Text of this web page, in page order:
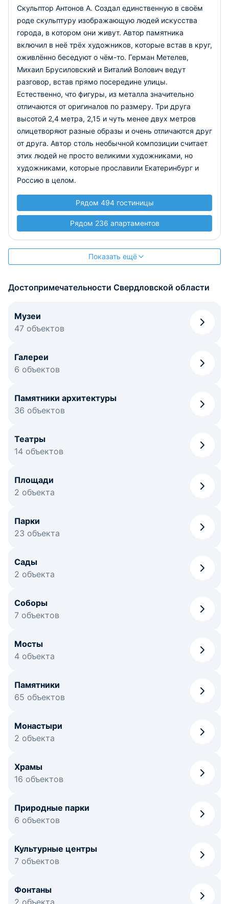
Скульптор Антонов А. Создал единственную в своём
роде скульптуру изображающую людей искусства
города, в котором они живут. Автор памятника
включил в неё трёх художников, которые встав в круг,
оживлённо беседуют о чём-то. Герман Метелев,
Михаил Брусиловский и Виталий Волович ведут
разговор, встав прямо посередине улицы.
Естественно, что фигуры, из металла значительно
отличаются от оригиналов по размеру. Три друга
высотой 2,4 метра, 2,15 и чуть менее двух метров
олицетворяют разные образы и очень отличаются друг
от друга. Автор столь необычной композиции считает
этих людей не просто великими художниками, но
художниками, которые прославили Екатеринбург и
Россию в целом.
Рядом 494 гостиницы
Рядом 236 апартаментов
Показать ещё
Достопримечательности Свердловской области
Музеи
47 объектов
Галереи
6 объектов
Памятники архитектуры
36 объектов
Театры
14 объектов
Площади
2 объекта
Парки
23 объекта
Сады
2 объекта
Соборы
7 объектов
Мосты
4 объекта
Памятники
65 объектов
Монастыри
2 объекта
Храмы
16 объектов
Природные парки
6 объектов
Культурные центры
7 объектов
Фонтаны
2 объекта